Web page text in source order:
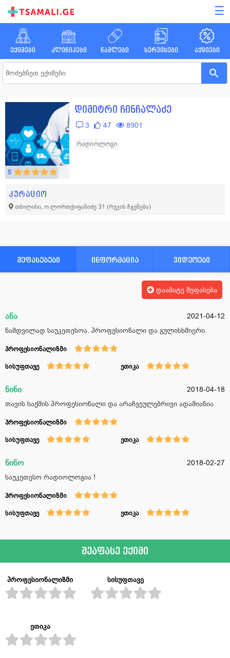
☰
ექიმები კლინიკები წამლები სერვისები აქციები
5
დიმიტრი ჩინჩალაძე
3 47 8901
რადიოლოგი
კურაციო
თბილისი, ო.ლორთქიფანიძე 31 (რუკის ჩვენება)
შეფასებები ინფორმაცია ვიდეოები
დაამატე შეფასება
ანა
2021-04-12
ნამდვილად საუკეთესოა. პროფესიონალი და გულისხმიერი.
პროფესიონალიზმი
სისუფთავე ეთიკა
ნინი
2018-04-18
თავის საქმის პროფესიონალი და არაჩვეულებრივი ადამიანია
პროფესიონალიზმი
სისუფთავე ეთიკა
ნინო
2018-02-27
საუკეთესო რადიოლოგია !
პროფესიონალიზმი
სისუფთავე ეთიკა
შეაფასე ექიმი
პროფესიონალიზმი სისუფთავე
ეთიკა